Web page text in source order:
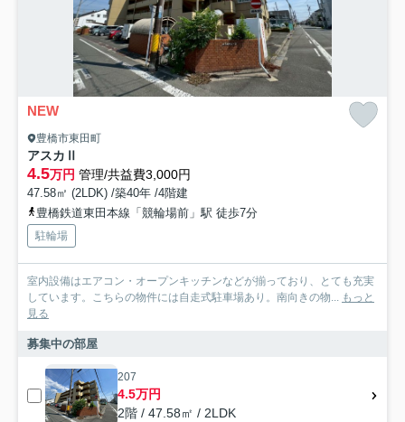
NEW
豊橋市東田町
アスカⅡ
4.5万円 管理/共益費3,000円
47.58㎡ (2LDK) /築40年 /4階建
豊橋鉄道東田本線「競輪場前」駅 徒歩7分
駐輪場
室内設備はエアコン・オープンキッチンなどが揃っており、とても充実
しています。こちらの物件には自走式駐車場あり。南向きの物... もっと
見る
募集中の部屋
207
4.5万円
2階 / 47.58㎡ / 2LDK